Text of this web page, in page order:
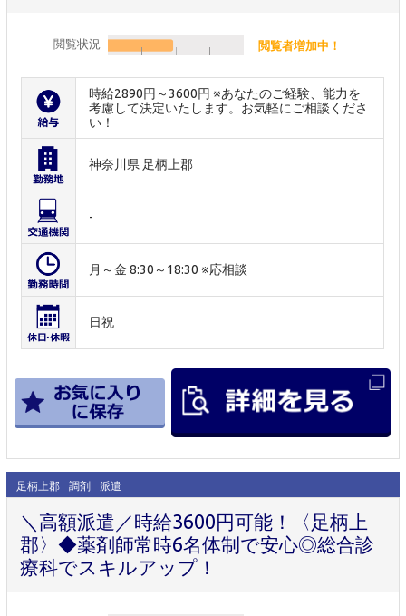
閲覧状況 閲覧者増加中！
時給2890円～3600円 ※あなたのご経験、能力を
考慮して決定いたします。お気軽にご相談くださ
い！
神奈川県 足柄上郡
-
月～金 8:30～18:30 ※応相談
日祝
足柄上郡 調剤 派遣
＼高額派遣／時給3600円可能！〈足柄上
郡〉◆薬剤師常時6名体制で安心◎総合診
療科でスキルアップ！